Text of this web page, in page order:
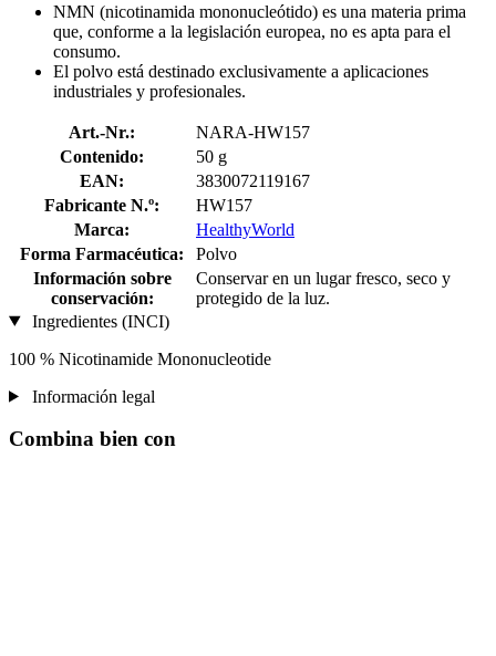
NMN (nicotinamida mononucleótido) es una materia prima
que, conforme a la legislación europea, no es apta para el
consumo.
El polvo está destinado exclusivamente a aplicaciones
industriales y profesionales.
Art.-Nr.:
NARA-HW157
Contenido:
50 g
EAN:
3830072119167
Fabricante N.º:
HW157
Marca:
HealthyWorld
Forma Farmacéutica:
Polvo
Información sobre
conservación:
Conservar en un lugar fresco, seco y
protegido de la luz.
Ingredientes (INCI)
100 % Nicotinamide Mononucleotide
Información legal
Combina bien con